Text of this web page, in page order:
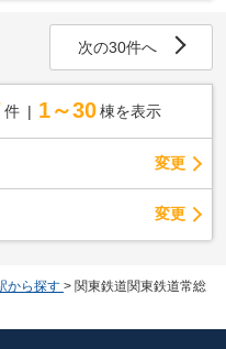
次の30件へ
件 1～30 棟を表示
変更
変更
から探す > 関東鉄道関東鉄道常総